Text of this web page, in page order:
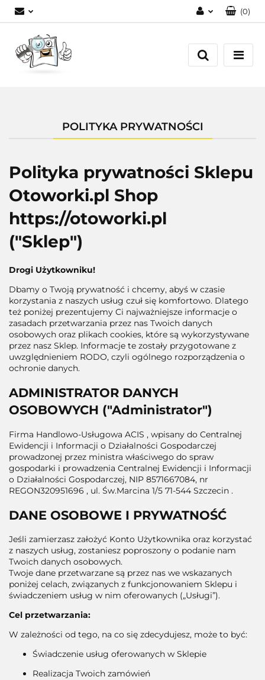
Zarejestruj się
(0)
POLITYKA PRYWATNOŚCI
Polityka prywatności Sklepu
Otoworki.pl Shop
https://otoworki.pl
("Sklep")
Drogi Użytkowniku!
Dbamy o Twoją prywatność i chcemy, abyś w czasie
korzystania z naszych usług czuł się komfortowo. Dlatego
też poniżej prezentujemy Ci najważniejsze informacje o
zasadach przetwarzania przez nas Twoich danych
osobowych oraz plikach cookies, które są wykorzystywane
przez nasz Sklep. Informacje te zostały przygotowane z
uwzględnieniem RODO, czyli ogólnego rozporządzenia o
ochronie danych.
ADMINISTRATOR DANYCH
OSOBOWYCH ("Administrator")
Firma Handlowo-Usługowa ACIS , wpisany do Centralnej
Ewidencji i Informacji o Działalności Gospodarczej
prowadzonej przez ministra właściwego do spraw
gospodarki i prowadzenia Centralnej Ewidencji i Informacji
o Działalności Gospodarczej, NIP 8571667084, nr
REGON320951696 , ul. Św.Marcina 1/5 71-544 Szczecin .
DANE OSOBOWE I PRYWATNOŚĆ
Jeśli zamierzasz założyć Konto Użytkownika oraz korzystać
z naszych usług, zostaniesz poproszony o podanie nam
Twoich danych osobowych.
Twoje dane przetwarzane są przez nas we wskazanych
poniżej celach, związanych z funkcjonowaniem Sklepu i
świadczeniem usług w nim oferowanych („Usługi”).
Cel przetwarzania:
W zależności od tego, na co się zdecydujesz, może to być:
Świadczenie usług oferowanych w Sklepie
Realizacja Twoich zamówień